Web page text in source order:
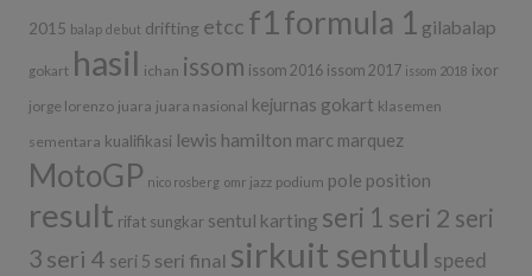
2015 balap debut drifting etcc f1formula 1 gilabalap
gokart hasil ichan issom issom 2016 issom 2017 issom 2018 ixor
jorge lorenzo juara juara nasional kejurnas gokart klasemen
sementara kualifikasi lewis hamilton marc marquez
MotoGP nico rosberg omr jazz podium pole position
result rifat sungkar sentul karting seri 1 seri 2 seri
3 seri 4 seri 5 seri final sirkuit sentul speed